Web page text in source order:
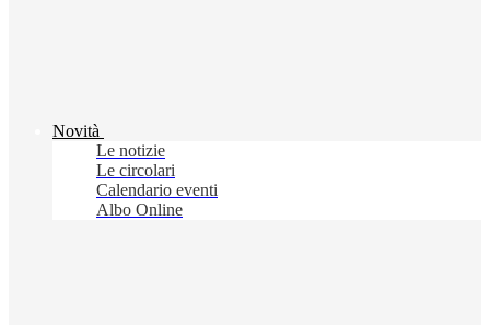
Novità
Le notizie
Le circolari
Calendario eventi
Albo Online